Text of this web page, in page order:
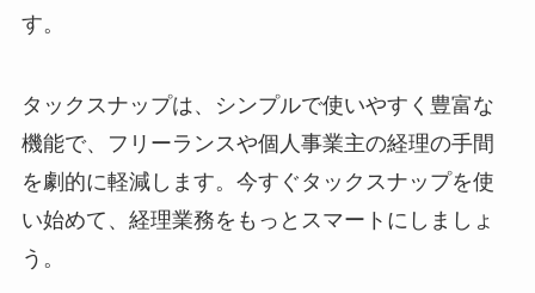
す。
タックスナップは、シンプルで使いやすく豊富な
機能で、フリーランスや個人事業主の経理の手間
を劇的に軽減します。今すぐタックスナップを使
い始めて、経理業務をもっとスマートにしましょ
う。